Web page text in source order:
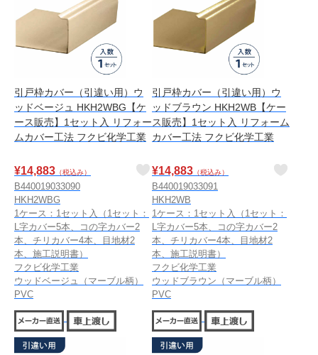
引戸枠カバー（引違い用）ウ
ッドベージュ HKH2WBG【ケ
ース販売】1セット入 リフォー
ムカバー工法 フクビ化学工業
¥14,883 （税込み）
B440019033090
HKH2WBG
1ケース：1セット入（1セット：
L字カバー5本、コの字カバー2
本、チリカバー4本、目地材2
本、施工説明書）
フクビ化学工業
ウッドベージュ（マーブル柄）
PVC
引戸枠カバー（引違い用）ウ
ッドブラウン HKH2WB【ケー
ス販売】1セット入 リフォーム
カバー工法 フクビ化学工業
¥14,883 （税込み）
B440019033091
HKH2WB
1ケース：1セット入（1セット：
L字カバー5本、コの字カバー2
本、チリカバー4本、目地材2
本、施工説明書）
フクビ化学工業
ウッドブラウン（マーブル柄）
PVC